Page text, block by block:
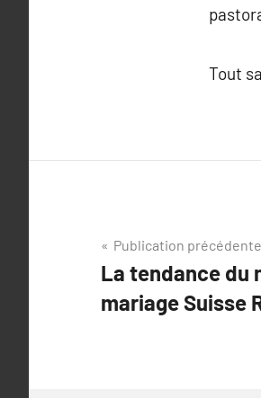
Tout
Navigation
de
l’article
Publication précédente
La tendance du
mariage Suisse